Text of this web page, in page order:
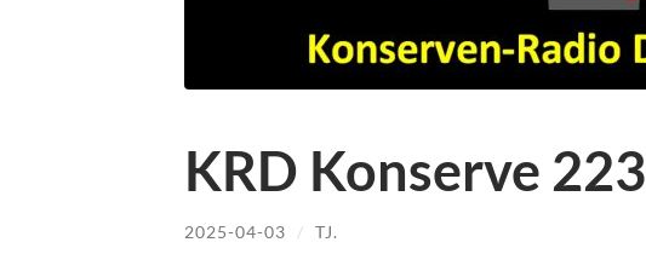
KRD Konserve 223
2025-04-03 / TJ.